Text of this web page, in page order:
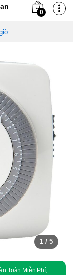
0
1 / 5
Toàn Miễn Phí,